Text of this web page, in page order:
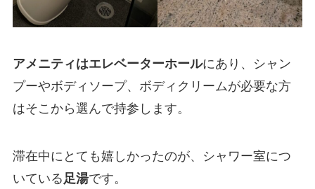
アメニティはエレベーターホールにあり、シャン
プーやボディソープ、ボディクリームが必要な方
はそこから選んで持参します。
滞在中にとても嬉しかったのが、シャワー室につ
いている 足湯です。